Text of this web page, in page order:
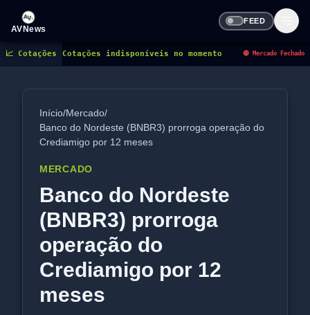
AVNews
FEED
📈 Cotações Cotações indisponíveis no momento 🔴 Mercado Fechado
Início/Mercado/
Banco do Nordeste (BNBR3) prorroga operação do
Crediamigo por 12 meses
MERCADO
Banco do Nordeste
(BNBR3) prorroga
operação do
Crediamigo por 12
meses